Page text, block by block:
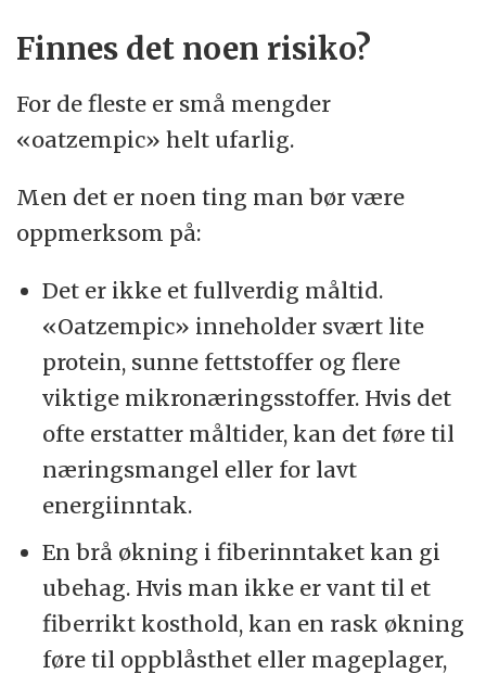
Finnes det noen risiko?
For de fleste er små mengder
«oatzempic» helt ufarlig.
Men det er noen ting man bør være
oppmerksom på:
Det er ikke et fullverdig måltid.
«Oatzempic» inneholder svært lite
protein, sunne fettstoffer og flere
viktige mikronæringsstoffer. Hvis det
ofte erstatter måltider, kan det føre til
næringsmangel eller for lavt
energiinntak.
En brå økning i fiberinntaket kan gi
ubehag. Hvis man ikke er vant til et
fiberrikt kosthold, kan en rask økning
føre til oppblåsthet eller mageplager,